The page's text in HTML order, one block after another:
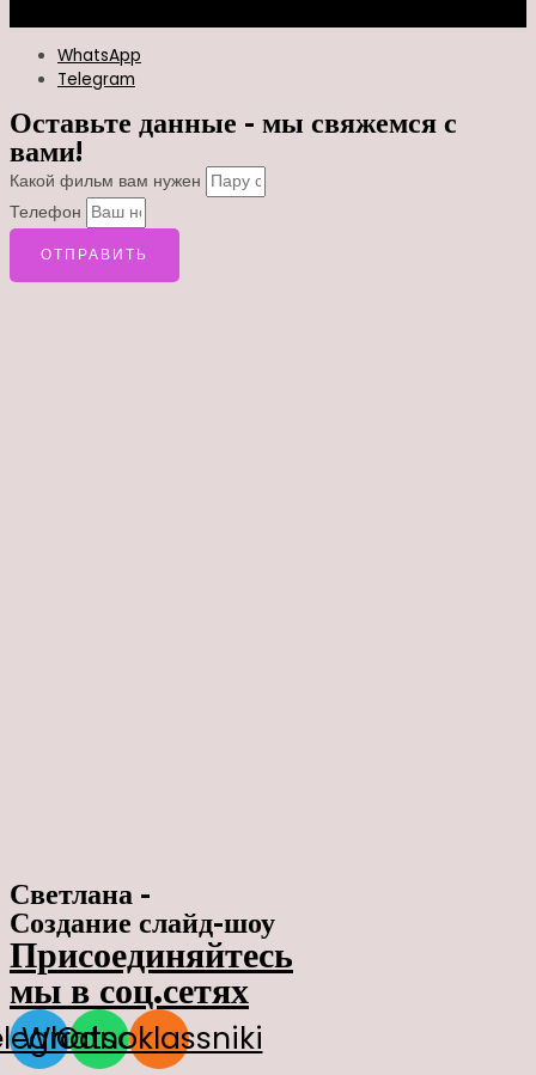
WhatsApp
Telegram
Оставьте данные - мы свяжемся с
вами!
Какой фильм вам нужен
Телефон
ОТПРАВИТЬ
Светлана -
Создание слайд-шоу
Присоединяйтесь
мы в соц.сетях
Whatsapp
Odnoklassniki